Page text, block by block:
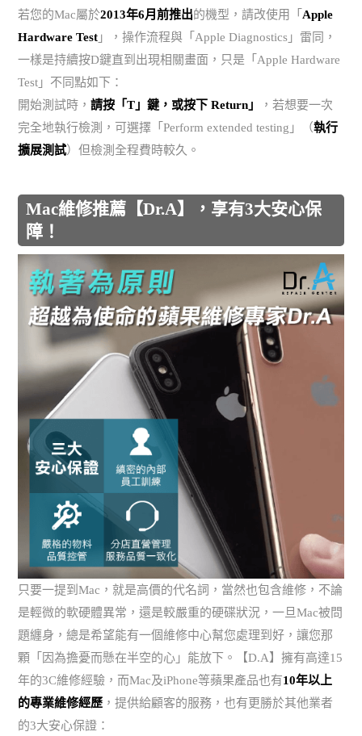
若您的Mac屬於2013年6月前推出的機型，請改使用「Apple
Hardware Test 」，操作流程與「Apple Diagnostics」雷同，
一樣是持續按D鍵直到出現相關畫面，只是「Apple Hardware
Test」不同點如下：
開始測試時，請按「T」鍵，或按下 Return」
，若想要一次
完全地執行檢測，可選擇「Perform extended testing」（執行
擴展測試）但檢測全程費時較久。
Mac維修推薦【Dr.A】，享有3大安心保
障！
只要一提到Mac，就是高價的代名詞，當然也包含維修，不論
是輕微的軟硬體異常，還是較嚴重的硬碟狀況，一旦Mac被問
題纏身，總是希望能有一個維修中心幫您處理到好，讓您那
顆「因為擔憂而懸在半空的心」能放下。【D.A】擁有高達15
年的3C維修經驗，而Mac及iPhone等蘋果產品也有10年以上
的專業維修經歷 ，提供給顧客的服務，也有更勝於其他業者
的3大安心保證：